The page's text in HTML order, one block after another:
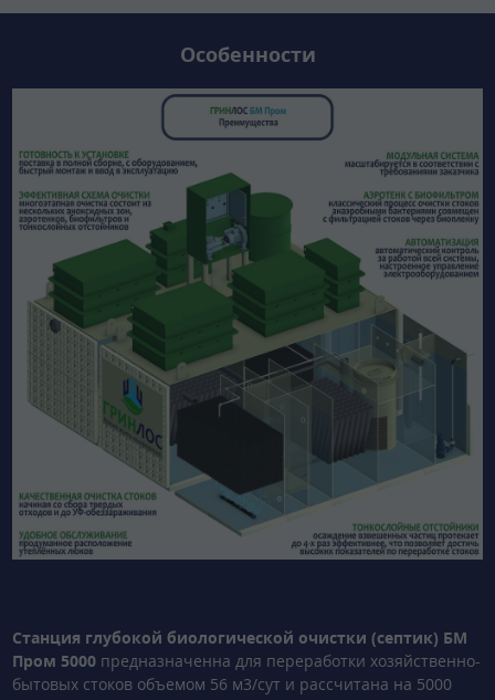
Особенности
Станция глубокой биологической очистки (септик) БМ
Пром 5000 предназначенна для переработки хозяйственно-
бытовых стоков объемом 56 м3/сут и рассчитана на 5000